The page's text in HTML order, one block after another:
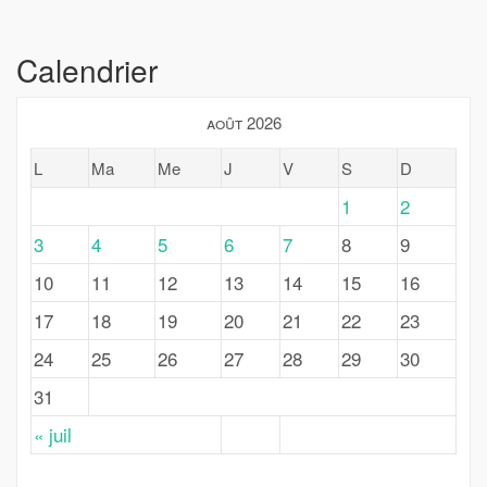
Calendrier
août 2026
L
Ma Me J V S D
« juil
1
2
3
4 5 6 7 8
9
10
11 12 13 14 15
16
17
18 19 20 21 22
23
24
25 26 27 28 29
30
31